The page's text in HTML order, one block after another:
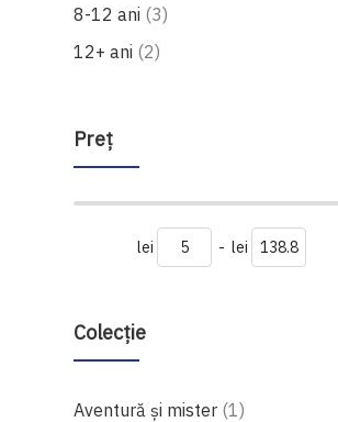
8-12 ani 3produse
12+ ani 2produse
Preţ
lei - lei
Colecție
Aventură și mister 1produs